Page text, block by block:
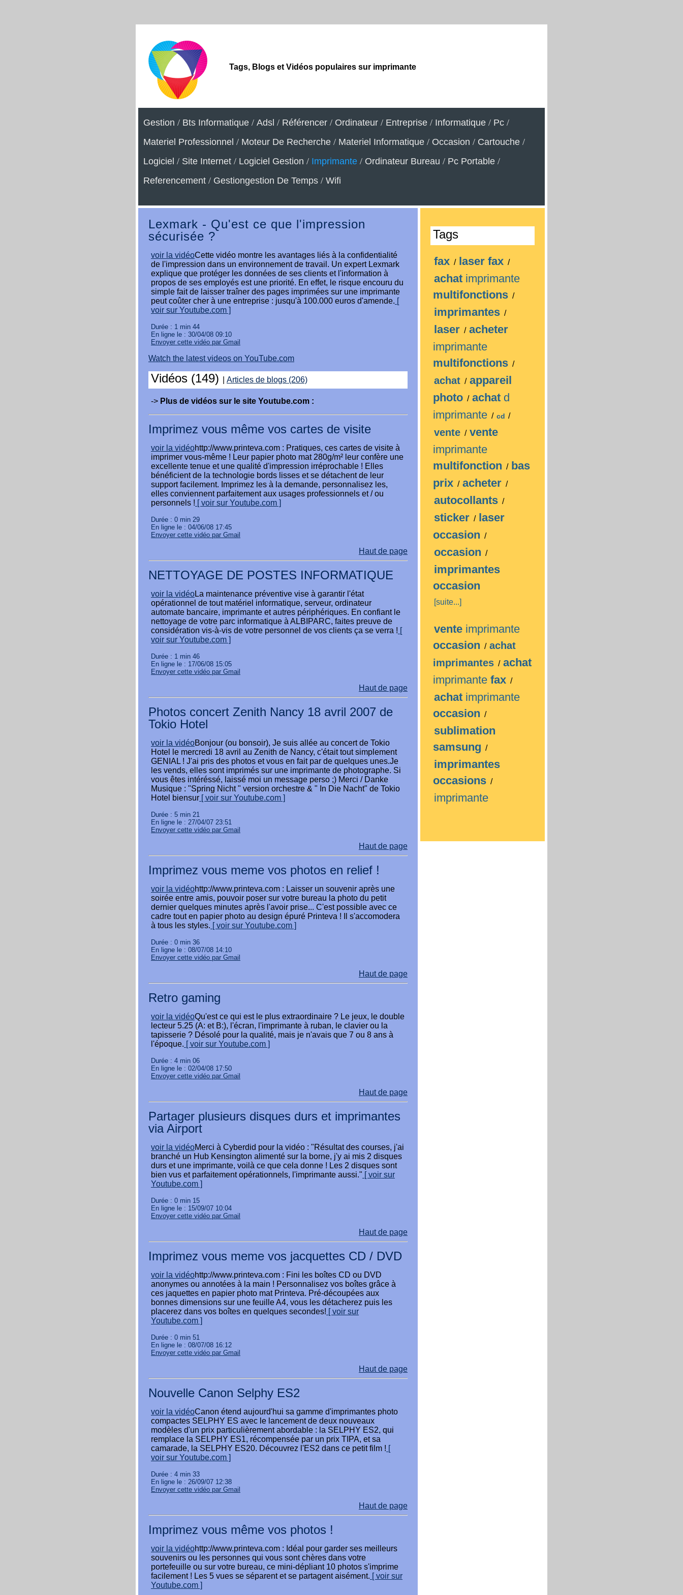
Tags, Blogs et Vidéos populaires sur imprimante
Gestion / Bts Informatique / Adsl / Référencer / Ordinateur / Entreprise / Informatique / Pc /
Materiel Professionnel / Moteur De Recherche / Materiel Informatique / Occasion / Cartouche /
Logiciel / Site Internet / Logiciel Gestion / Imprimante / Ordinateur Bureau / Pc Portable /
Referencement / Gestiongestion De Temps / Wifi
Lexmark - Qu'est ce que l'impression
sécurisée ?
voir la vidéoCette vidéo montre les avantages liés à la confidentialité
de l'impression dans un environnement de travail. Un expert Lexmark
explique que protéger les données de ses clients et l'information à
propos de ses employés est une priorité. En effet, le risque encouru du
simple fait de laisser traîner des pages imprimées sur une imprimante
peut coûter cher à une entreprise : jusqu'à 100.000 euros d'amende. [
voir sur Youtube.com ]
Durée : 1 min 44
En ligne le : 30/04/08 09:10
Envoyer cette vidéo par Gmail
Watch the latest videos on YouTube.com
Vidéos (149) Articles de blogs (206)
-> Plus de vidéos sur le site Youtube.com :
Imprimez vous même vos cartes de visite
voir la vidéohttp://www.printeva.com : Pratiques, ces cartes de visite à
imprimer vous-même ! Leur papier photo mat 280g/m² leur confère une
excellente tenue et une qualité d'impression irréprochable ! Elles
bénéficient de la technologie bords lisses et se détachent de leur
support facilement. Imprimez les à la demande, personnalisez les,
elles conviennent parfaitement aux usages professionnels et / ou
personnels ! [ voir sur Youtube.com ]
Durée : 0 min 29
En ligne le : 04/06/08 17:45
Envoyer cette vidéo par Gmail
Haut de page
NETTOYAGE DE POSTES INFORMATIQUE
voir la vidéoLa maintenance préventive vise à garantir l'état
opérationnel de tout matériel informatique, serveur, ordinateur
automate bancaire, imprimante et autres périphériques. En confiant le
nettoyage de votre parc informatique à ALBIPARC, faites preuve de
considération vis-à-vis de votre personnel de vos clients ça se verra ! [
voir sur Youtube.com ]
Durée : 1 min 46
En ligne le : 17/06/08 15:05
Envoyer cette vidéo par Gmail
Haut de page
Photos concert Zenith Nancy 18 avril 2007 de
Tokio Hotel
voir la vidéoBonjour (ou bonsoir), Je suis allée au concert de Tokio
Hotel le mercredi 18 avril au Zenith de Nancy, c'était tout simplement
GENIAL ! J'ai pris des photos et vous en fait par de quelques unes.Je
les vends, elles sont imprimés sur une imprimante de photographe. Si
vous êtes intéréssé, laissé moi un message perso ;) Merci / Danke
Musique : "Spring Nicht " version orchestre & " In Die Nacht" de Tokio
Hotel biensur [ voir sur Youtube.com ]
Durée : 5 min 21
En ligne le : 27/04/07 23:51
Envoyer cette vidéo par Gmail
Haut de page
Imprimez vous meme vos photos en relief !
voir la vidéohttp://www.printeva.com : Laisser un souvenir après une
soirée entre amis, pouvoir poser sur votre bureau la photo du petit
dernier quelques minutes après l'avoir prise... C'est possible avec ce
cadre tout en papier photo au design épuré Printeva ! Il s'accomodera
à tous les styles. [ voir sur Youtube.com ]
Durée : 0 min 36
En ligne le : 08/07/08 14:10
Envoyer cette vidéo par Gmail
Haut de page
Retro gaming
voir la vidéoQu'est ce qui est le plus extraordinaire ? Le jeux, le double
lecteur 5.25 (A: et B:), l'écran, l'imprimante à ruban, le clavier ou la
tapisserie ? Désolé pour la qualité, mais je n'avais que 7 ou 8 ans à
l'époque. [ voir sur Youtube.com ]
Durée : 4 min 06
En ligne le : 02/04/08 17:50
Envoyer cette vidéo par Gmail
Haut de page
Partager plusieurs disques durs et imprimantes
via Airport
voir la vidéoMerci à Cyberdid pour la vidéo : "Résultat des courses, j'ai
branché un Hub Kensington alimenté sur la borne, j'y ai mis 2 disques
durs et une imprimante, voilà ce que cela donne ! Les 2 disques sont
bien vus et parfaitement opérationnels, l'imprimante aussi." [ voir sur
Youtube.com ]
Durée : 0 min 15
En ligne le : 15/09/07 10:04
Envoyer cette vidéo par Gmail
Haut de page
Imprimez vous meme vos jacquettes CD / DVD
voir la vidéohttp://www.printeva.com : Fini les boîtes CD ou DVD
anonymes ou annotées à la main ! Personnalisez vos boîtes grâce à
ces jaquettes en papier photo mat Printeva. Pré-découpées aux
bonnes dimensions sur une feuille A4, vous les détacherez puis les
placerez dans vos boîtes en quelques secondes! [ voir sur
Youtube.com ]
Durée : 0 min 51
En ligne le : 08/07/08 16:12
Envoyer cette vidéo par Gmail
Haut de page
Nouvelle Canon Selphy ES2
voir la vidéoCanon étend aujourd'hui sa gamme d'imprimantes photo
compactes SELPHY ES avec le lancement de deux nouveaux
modèles d'un prix particulièrement abordable : la SELPHY ES2, qui
remplace la SELPHY ES1, récompensée par un prix TIPA, et sa
camarade, la SELPHY ES20. Découvrez l'ES2 dans ce petit film ! [
voir sur Youtube.com ]
Durée : 4 min 33
En ligne le : 26/09/07 12:38
Envoyer cette vidéo par Gmail
Haut de page
Imprimez vous même vos photos !
voir la vidéohttp://www.printeva.com : Idéal pour garder ses meilleurs
souvenirs ou les personnes qui vous sont chères dans votre
portefeuille ou sur votre bureau, ce mini-dépliant 10 photos s'imprime
facilement ! Les 5 vues se séparent et se partagent aisément. [ voir sur
Youtube.com ]
Tags
fax / laser fax /
achat imprimante
multifonctions /
imprimantes /
laser / acheter
imprimante
multifonctions /
achat / appareil
photo / achat d
imprimante / cd /
vente / vente
imprimante
multifonction / bas
prix / acheter /
autocollants /
sticker / laser
occasion /
occasion /
imprimantes
occasion
[suite...]
vente imprimante
occasion / achat
imprimantes / achat
imprimante fax /
achat imprimante
occasion /
sublimation
samsung /
imprimantes
occasions /
imprimante